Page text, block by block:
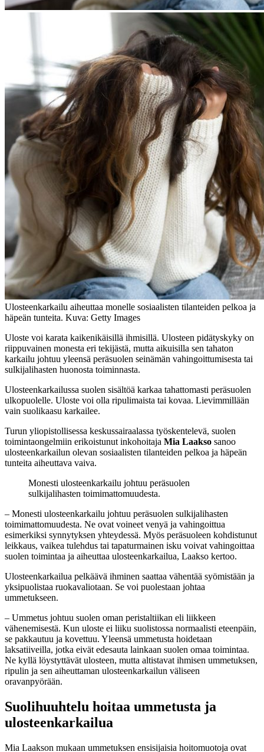
Ulosteenkarkailu aiheuttaa monelle sosiaalisten tilanteiden pelkoa ja
häpeän tunteita. Kuva: Getty Images
Uloste voi karata kaikenikäisillä ihmisillä. Ulosteen pidätyskyky on
riippuvainen monesta eri tekijästä, mutta aikuisilla sen tahaton
karkailu johtuu yleensä peräsuolen seinämän vahingoittumisesta tai
sulkijalihasten huonosta toiminnasta.
Ulosteenkarkailussa suolen sisältöä karkaa tahattomasti peräsuolen
ulkopuolelle. Uloste voi olla ripulimaista tai kovaa. Lievimmillään
vain suolikaasu karkailee.
Turun yliopistollisessa keskussairaalassa työskentelevä, suolen
toimintaongelmiin erikoistunut inkohoitaja Mia Laakso sanoo
ulosteenkarkailun olevan sosiaalisten tilanteiden pelkoa ja häpeän
tunteita aiheuttava vaiva.
Monesti ulosteenkarkailu johtuu peräsuolen
sulkijalihasten toimimattomuudesta.
– Monesti ulosteenkarkailu johtuu peräsuolen sulkijalihasten
toimimattomuudesta. Ne ovat voineet venyä ja vahingoittua
esimerkiksi synnytyksen yhteydessä. Myös peräsuoleen kohdistunut
leikkaus, vaikea tulehdus tai tapaturmainen isku voivat vahingoittaa
suolen toimintaa ja aiheuttaa ulosteenkarkailua, Laakso kertoo.
Ulosteenkarkailua pelkäävä ihminen saattaa vähentää syömistään ja
yksipuolistaa ruokavaliotaan. Se voi puolestaan johtaa
ummetukseen.
– Ummetus johtuu suolen oman peristaltiikan eli liikkeen
vähenemisestä. Kun uloste ei liiku suolistossa normaalisti eteenpäin,
se pakkautuu ja kovettuu. Yleensä ummetusta hoidetaan
laksatiiveilla, jotka eivät edesauta lainkaan suolen omaa toimintaa.
Ne kyllä löystyttävät ulosteen, mutta altistavat ihmisen ummetuksen,
ripulin ja sen aiheuttaman ulosteenkarkailun väliseen
oravanpyörään.
Suolihuuhtelu hoitaa ummetusta ja
ulosteenkarkailua
Mia Laakson mukaan ummetuksen ensisijaisia hoitomuotoja ovat